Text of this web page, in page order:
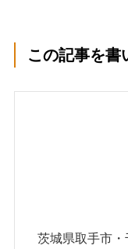
この記事を書
茨城県取手市